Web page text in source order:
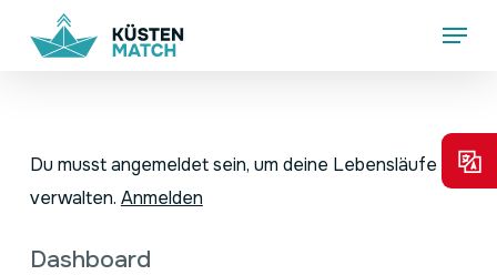
Menu
Du musst angemeldet sein, um deine Lebensläufe zu
verwalten. Anmelden
Dashboard